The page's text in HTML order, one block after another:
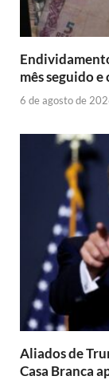
mês seguido e
6 de agosto de
Aliados de
Casa Branca